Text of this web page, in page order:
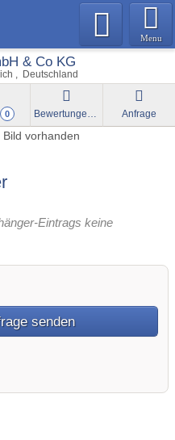
Menu
& Co KG
Deutschland
0 Bewertungen Anfrage
Eintrags keine
senden